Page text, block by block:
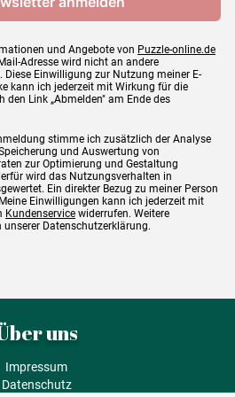
und Angebote von Puzzle-online.de
Adresse wird nicht an andere
Diese Einwilligung zur Nutzung meiner E-
kann ich jederzeit mit Wirkung für die
Link „Abmelden" am Ende des
stimme ich zusätzlich der Analyse
und Auswertung von
zur Optimierung und Gestaltung
wird das Nutzungsverhalten in
Ein direkter Bezug zu meiner Person
Einwilligungen kann ich jederzeit mit
Kundenservice widerrufen. Weitere
Datenschutzerklärung.
uns
Impressum
Datenschutz